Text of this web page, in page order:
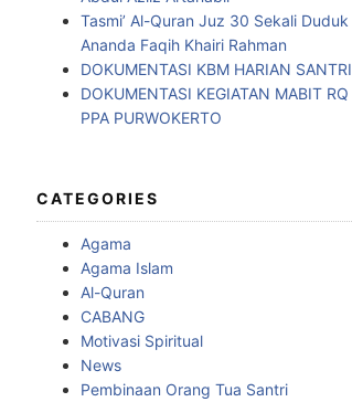
Tasmi’ Al-Quran Juz 30 Sekali Duduk
Ananda Faqih Khairi Rahman
DOKUMENTASI KBM HARIAN SANTRI
DOKUMENTASI KEGIATAN MABIT RQ
PPA PURWOKERTO
CATEGORIES
Agama
Agama Islam
Al-Quran
CABANG
Motivasi Spiritual
News
Pembinaan Orang Tua Santri